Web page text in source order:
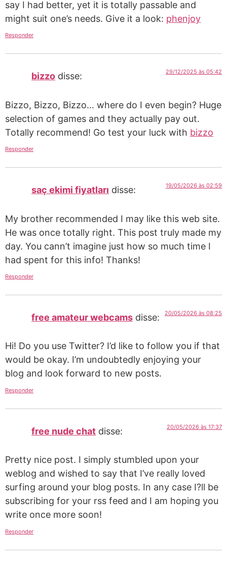
say I had better, yet it is totally passable and
might suit one’s needs. Give it a look: phenjoy
Responder
bizzo disse: 29/12/2025 às 05:42
Bizzo, Bizzo, Bizzo… where do I even begin? Huge
selection of games and they actually pay out.
Totally recommend! Go test your luck with bizzo
Responder
saç ekimi fiyatları disse: 19/05/2026 às 02:59
My brother recommended I may like this web site.
He was once totally right. This post truly made my
day. You cann’t imagine just how so much time I
had spent for this info! Thanks!
Responder
free amateur webcams disse: 20/05/2026 às 08:25
Hi! Do you use Twitter? I’d like to follow you if that
would be okay. I’m undoubtedly enjoying your
blog and look forward to new posts.
Responder
free nude chat disse: 20/05/2026 às 17:37
Pretty nice post. I simply stumbled upon your
weblog and wished to say that I’ve really loved
surfing around your blog posts. In any case I?ll be
subscribing for your rss feed and I am hoping you
write once more soon!
Responder